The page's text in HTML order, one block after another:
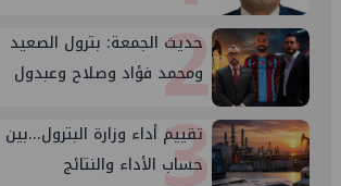
2
حديث الجمعة: بترول الصعيد
ومحمد فؤاد وصلاح وعبدول
تقييم أداء وزارة البترول...بين
حساب الأداء والنتائج